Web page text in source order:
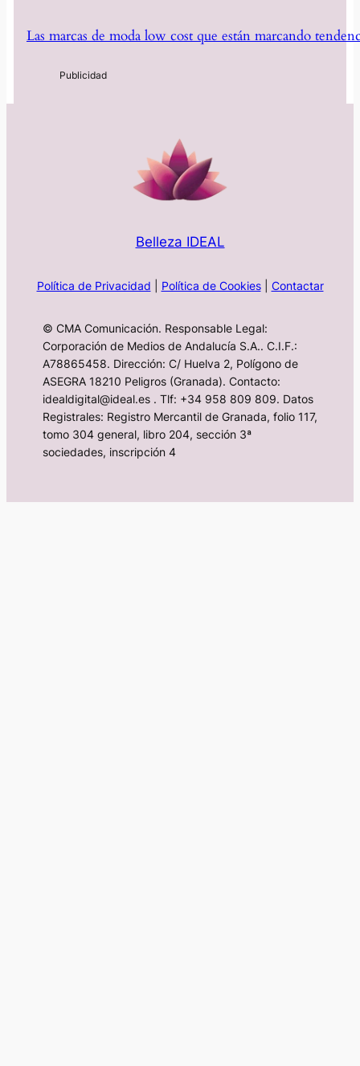
Las marcas de moda low cost que están marcando
Belleza IDEAL
Política de Privacidad Política de Cookies| Contactar
© CMA Comunicación. Responsable Legal:
Corporación de Medios de Andalucía S.A.. C.I.F.:
A78865458. Dirección: C/ Huelva 2, Polígono de
ASEGRA 18210 Peligros (Granada). Contacto:
idealdigital@ideal.es . Tlf: +34 958 809 809. Datos
Registrales: Registro Mercantil de Granada, folio 117,
tomo 304 general, libro 204, sección 3ª
sociedades, inscripción 4